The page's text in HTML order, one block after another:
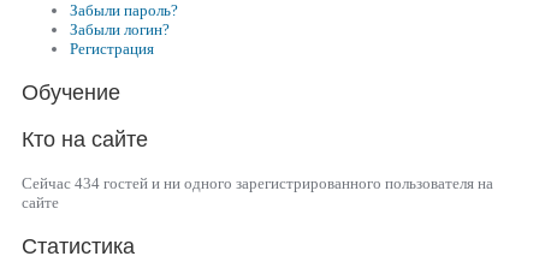
Забыли пароль?
Забыли логин?
Регистрация
Обучение
Кто на сайте
Сейчас 434 гостей и ни одного зарегистрированного пользователя на
сайте
Статистика